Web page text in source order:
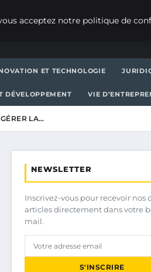
ET TECHNOLOGIE
DÉVELOPPEMENT VIE
LA…
NEWSLETTER
Inscrivez-vous pour recevoir nos
articles directement dans votre
mail.
S'INSCRIRE
acceptez notre politique de